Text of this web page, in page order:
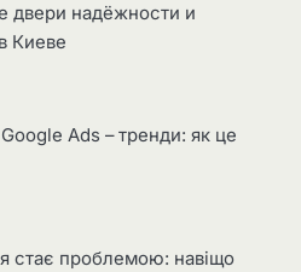
двери надёжности и
Киеве
Ads – тренди: як це
стає проблемою: навіщо